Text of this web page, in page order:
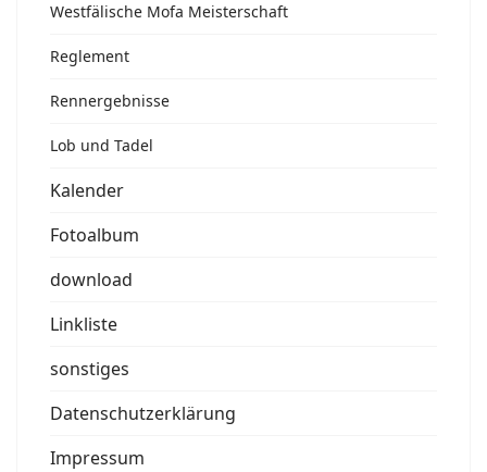
Westfälische Mofa Meisterschaft
Reglement
Rennergebnisse
Lob und Tadel
Kalender
Fotoalbum
download
Linkliste
sonstiges
Datenschutzerklärung
Impressum